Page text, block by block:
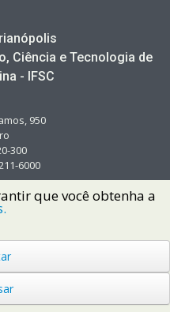
Ciência e Tecnologia de
- IFSC
950
300
6000
de Santa Catarina IFSC
Reservados.
que você obtenha a